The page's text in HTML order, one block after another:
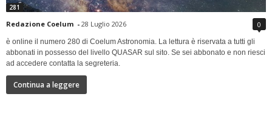
281
Redazione Coelum - 28 Luglio 2026 0
è online il numero 280 di Coelum Astronomia. La lettura è riservata a tutti gli
abbonati in possesso del livello QUASAR sul sito. Se sei abbonato e non riesci
ad accedere contatta la segreteria.
Continua a leggere